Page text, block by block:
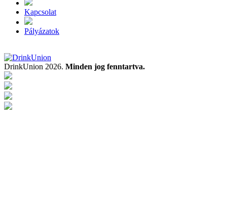
Kapcsolat
Pályázatok
DrinkUnion 2026. Minden jog fenntartva.